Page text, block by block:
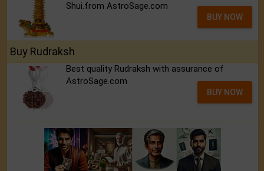
Shui.from AstroSage.com
BUY NOW
Buy Rudraksh
Best quality Rudraksh with assurance of
AstroSage.com
BUY NOW